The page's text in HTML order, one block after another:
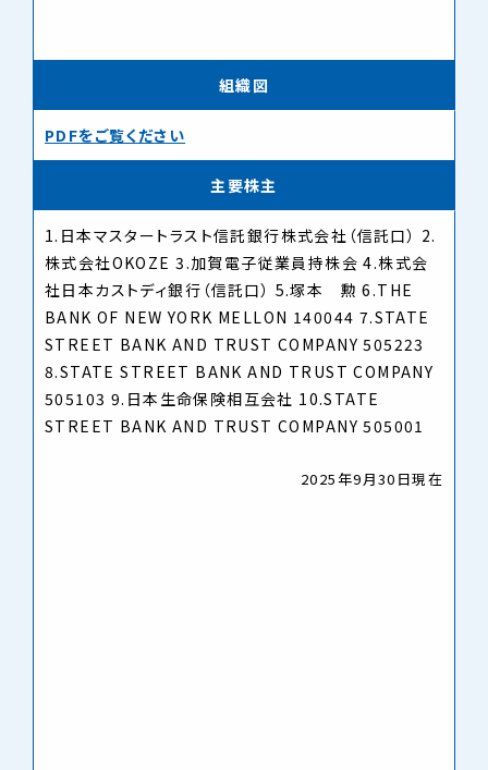
組織図
PDFをご覧ください
主要株主
1.日本マスタートラスト信託銀行株式会社（信託口） 2.
株式会社OKOZE 3.加賀電子従業員持株会 4.株式会
社日本カストディ銀行（信託口） 5.塚本 勲 6.THE
BANK OF NEW YORK MELLON 140044 7.STATE
STREET BANK AND TRUST COMPANY 505223
8.STATE STREET BANK AND TRUST COMPANY
505103 9.日本生命保険相互会社 10.STATE
STREET BANK AND TRUST COMPANY 505001
2025年9月30日現在